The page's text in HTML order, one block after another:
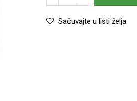
Sačuvajte u listi želja